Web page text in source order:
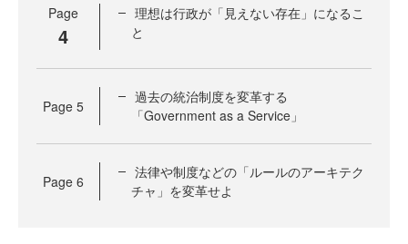
Page
4
理想は行政が「見えない存在」になるこ
と
Page 5
過去の統治制度を変革する
「Government as a Service」
Page 6
法律や制度などの「ルールのアーキテク
チャ」を変革せよ